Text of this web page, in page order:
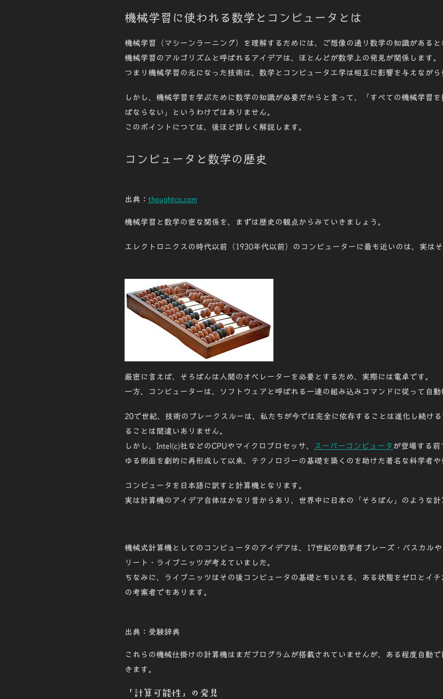
機械学習に使われる数学とコンピュータとは
機械学習（マシーンラーニング）を理解するためには、ご想像の通り 数学の知識があると
機械学習のアルゴリズムと呼ばれるアイデアは、ほとんどが数学上の発見が関係します。
つまり機械学習の元になった技術は、 数学 と コンピュータ工学は相互に影響を与えながら
しかし、 機械学習 を学ぶために数学の知識が必要だからと言って、「 すべての機械学習
ばならない 」というわけではありません。
このポイントにつては、後ほど詳しく解説します。
コンピュータと数学の歴史
出典： thoughtco.com
機械学習と数学の密な関係を、まずは歴史の観点 からみていきましょう。
エレクトロニクスの時代以前（1930年代以前）のコンピューターに最も近いのは、実は
厳密に言えば、そろばんは人間のオペレーターを必要とするため、実際には電卓です。
一方、コンピューターは、ソフトウェアと呼ばれる一連の組み込みコマンドに従って自
20で世紀、 技術のブレークスルー は、私たちが今では完全に依存することは進化し続け
ることは間違いありません。
しかし、Intel(c)社などのCPUやマイクロプロセッサ、
スーパーコンピュータ が登場する
ゆる側面を劇的に再形成して以来、テクノロジーの基礎を築くのを助けた著名な科学者
コンピュータを日本語に訳すと計算機となります。
実は計算機のアイデア自体はかなり昔からあり、世界中に日本の「 そろばん 」のような
機械式計算機としてのコンピュータのアイデアは、17世紀の数学者ブレーズ・パスカルや
リート・ライプニッツが考えていました。
ちなみに、ライプニッツはその後コンピュータの基礎ともいえる、ある状態をゼロとイ
の考案者でもあります。
出典：受験辞典
これらの機械仕掛けの計算機はまだプログラム が搭載されていませんが、ある程度自動
きます。
「計算可能性」の発見